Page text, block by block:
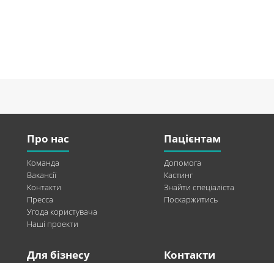
Про нас
Команда
Вакансії
Контакти
Пресса
Угода користувача
Наші проекти
Пацієнтам
Допомога
Кастинг
Знайти спеціаліста
Поскаржитись
Для бізнесу Контакти